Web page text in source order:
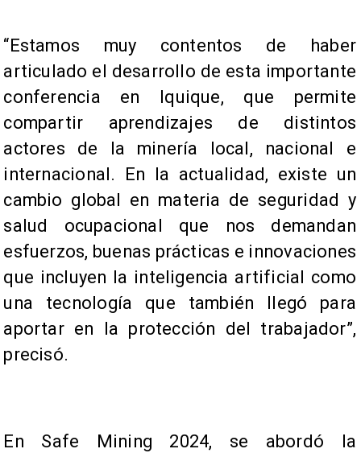
“Estamos muy contentos de haber
articulado el desarrollo de esta importante
conferencia en Iquique, que permite
compartir aprendizajes de distintos
actores de la minería local, nacional e
internacional. En la actualidad, existe un
cambio global en materia de seguridad y
salud ocupacional que nos demandan
esfuerzos, buenas prácticas e innovaciones
que incluyen la inteligencia artificial como
una tecnología que también llegó para
aportar en la protección del trabajador”,
precisó.
En Safe Mining 2024, se abordó la